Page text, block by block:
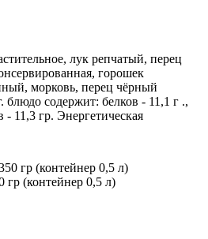
лук репчатый, перец
горошек
морковь, перец чёрный
блюдо содержит: белков - 11,1 г .,
- 11,3 гр. Энергетическая
гр (контейнер 0,5 л)